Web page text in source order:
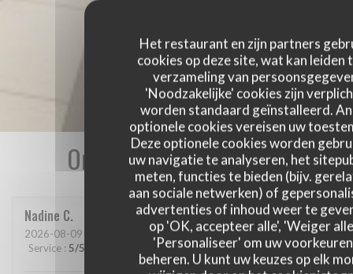
Het restaurant en zijn partners
cookies op deze site, wat kan leiden
verzameling van
'Noodzakelijke' cookies zijn
worden standaard geïnstalleerd.
optionele cookies vereisen uw
Deze optionele cookies worden
uw navigatie te analyseren, het
meten, functies te bieden (bijv.
aan sociale netwerken) of
advertenties of inhoud weer te
op 'OK, accepteer alle', 'Weiger
'Personaliseer' om uw
beheren. U kunt uw keuzes op elk
Onze gastbeoordelingen
Nadine C
2026-08-09 - 12:15 - Gasten 3
Service : 5/5 /5 Keuken:5/5 Kwaliteit / Prijs: 5/5